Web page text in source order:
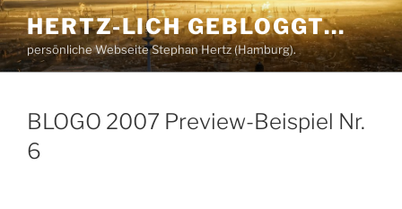
Zum
Inhalt
springen
HERTZ-LICH GEBLOGGT…
persönliche Webseite Stephan Hertz (Hamburg).
BLOGO 2007 Preview-Beispiel Nr.
6